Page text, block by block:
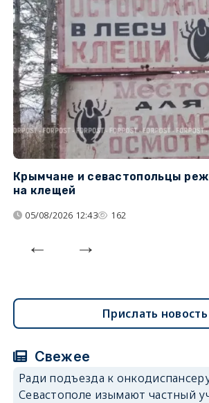
Крымчане и севастопольцы
на клещей
05/08/2026 12:43 162
Прислать новость
Свежее
Ради подъезда к
Севастополе изымают частный